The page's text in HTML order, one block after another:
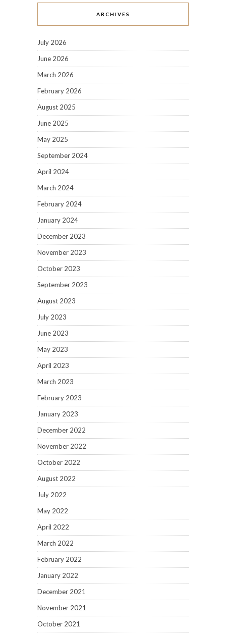
ARCHIVES
July 2026
June 2026
March 2026
February 2026
August 2025
June 2025
May 2025
September 2024
April 2024
March 2024
February 2024
January 2024
December 2023
November 2023
October 2023
September 2023
August 2023
July 2023
June 2023
May 2023
April 2023
March 2023
February 2023
January 2023
December 2022
November 2022
October 2022
August 2022
July 2022
May 2022
April 2022
March 2022
February 2022
January 2022
December 2021
November 2021
October 2021